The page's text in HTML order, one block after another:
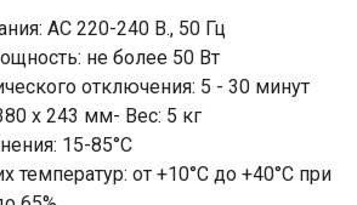
AC 220-240 В., 50 Гц
не более 50 Вт
отключения: 5 - 30 минут
х 243 мм- Вес: 5 кг
15-85°С
температур: от +10°С до +40°С при